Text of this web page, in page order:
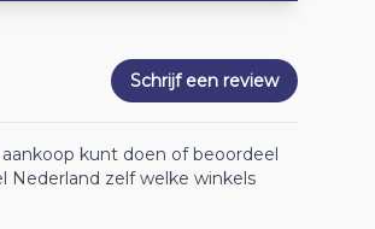
Schrijf een review
kunt doen of beoordeel
Nederland zelf welke winkels